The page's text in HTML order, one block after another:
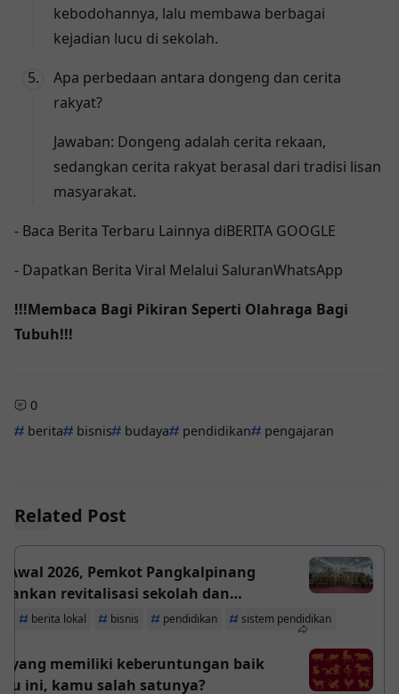
kebodohannya, lalu membawa berbagai
kejadian lucu di sekolah.
Apa perbedaan antara dongeng dan cerita
rakyat?
Jawaban: Dongeng adalah cerita rekaan,
sedangkan cerita rakyat berasal dari tradisi lisan
masyarakat.
- Baca Berita Terbaru Lainnya diBERITA GOOGLE
- Dapatkan Berita Viral Melalui SaluranWhatsApp
!!!Membaca Bagi Pikiran Seperti Olahraga Bagi
Tubuh!!!
0
berita
bisnis budaya pendidikan pengajaran
Related Post
Awal 2026, Pemkot Pangkalpinang
revitalisasi sekolah dan
BOS
berita lokal bisnis pendidikan sistem pendidikan
yang memiliki keberuntungan baik
ini, kamu salah satunya?